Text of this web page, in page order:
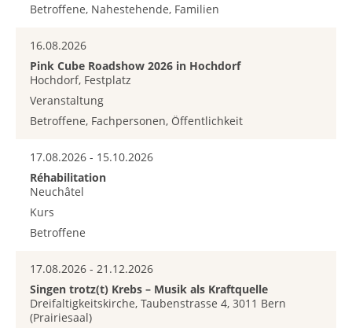
Betroffene, Nahestehende, Familien
16.08.2026
Pink Cube Roadshow 2026 in Hochdorf
Hochdorf, Festplatz
Veranstaltung
Betroffene, Fachpersonen, Öffentlichkeit
17.08.2026 - 15.10.2026
Réhabilitation
Neuchâtel
Kurs
Betroffene
17.08.2026 - 21.12.2026
Singen trotz(t) Krebs – Musik als Kraftquelle
Dreifaltigkeitskirche, Taubenstrasse 4, 3011 Bern
(Prairiesaal)